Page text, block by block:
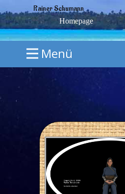
Homepage
Rainer Schumann
Menü